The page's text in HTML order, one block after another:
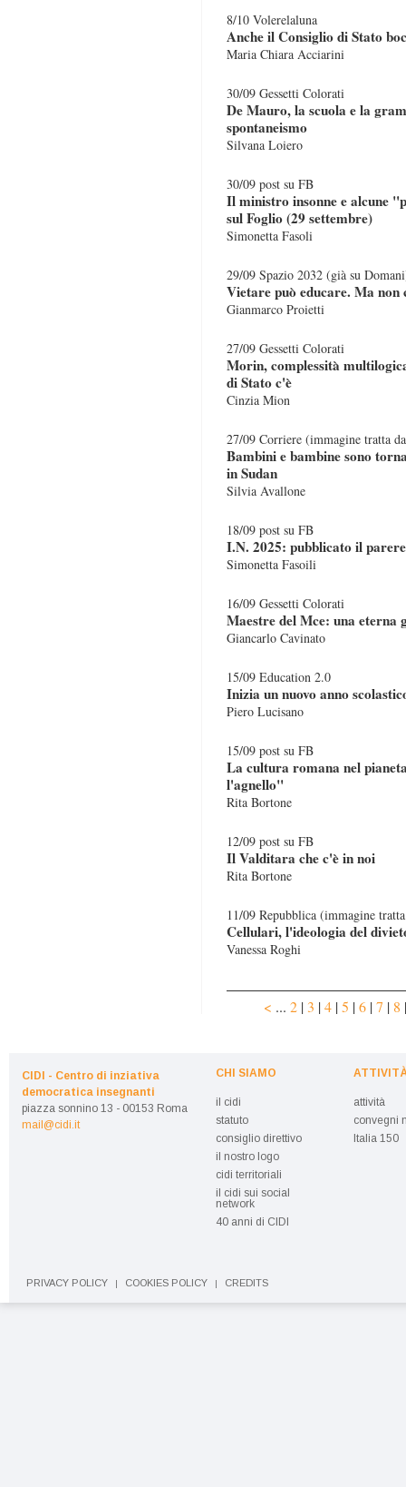
8/10 Volerelaluna
Anche il Consiglio di Stato
Maria Chiara Acciarini
30/09 Gessetti Colorati
De Mauro, la scuola e la
spontaneismo
Silvana Loiero
30/09 post su FB
Il ministro insonne e alcune
sul Foglio (29 settembre)
Simonetta Fasoli
29/09 Spazio 2032 (già su
Vietare può educare. Ma non
Gianmarco Proietti
27/09 Gessetti Colorati
Morin, complessità
di Stato c'è
Cinzia Mion
27/09 Corriere (immagine tratta
Bambini e bambine sono
in Sudan
Silvia Avallone
18/09 post su FB
I.N. 2025: pubblicato il
Simonetta Fasoili
16/09 Gessetti Colorati
Maestre del Mce: una eterna
Giancarlo Cavinato
15/09 Education 2.0
Inizia un nuovo anno
Piero Lucisano
15/09 post su FB
La cultura romana nel
l'agnello"
Rita Bortone
12/09 post su FB
Il Valditara che c'è in noi
Rita Bortone
11/09 Repubblica (immagine
Cellulari, l'ideologia del
Vanessa Roghi
< ... 2 | 3 |4 |5 |6 |7 | 8
CIDI - Centro di inziativa
democratica insegnanti
piazza sonnino 13 - 00153 Roma
mail@cidi.it
CHI SIAMO
il cidi
statuto
consiglio direttivo
il nostro logo
cidi territoriali
il cidi sui social
network
40 anni di CIDI
attività
convegni
Italia 150
PRIVACY POLICY COOKIES POLICY CREDITS